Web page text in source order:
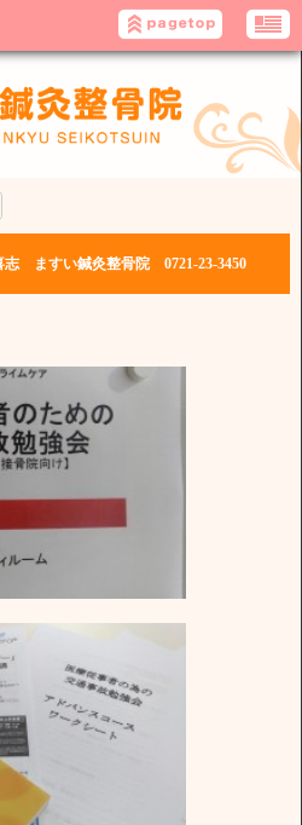
ますい鍼灸整骨院 0721-23-3450